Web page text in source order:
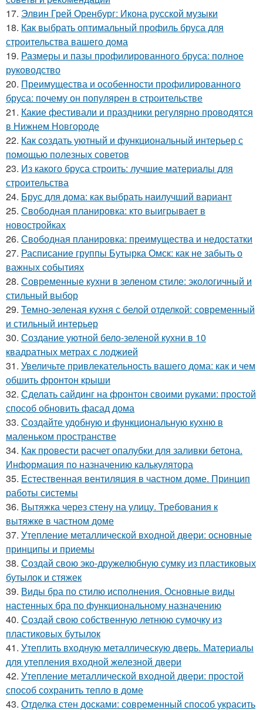
17. Элвин Грей Оренбург: Икона русской музыки
18. Как выбрать оптимальный профиль бруса для
строительства вашего дома
19. Размеры и пазы профилированного бруса: полное
руководство
20. Преимущества и особенности профилированного
бруса: почему он популярен в строительстве
21. Какие фестивали и праздники регулярно проводятся
в Нижнем Новгороде
22. Как создать уютный и функциональный интерьер с
помощью полезных советов
23. Из какого бруса строить: лучшие материалы для
строительства
24. Брус для дома: как выбрать наилучший вариант
25. Свободная планировка: кто выигрывает в
новостройках
26. Свободная планировка: преимущества и недостатки
27. Расписание группы Бутырка Омск: как не забыть о
важных событиях
28. Современные кухни в зеленом стиле: экологичный и
стильный выбор
29. Темно-зеленая кухня с белой отделкой: современный
и стильный интерьер
30. Создание уютной бело-зеленой кухни в 10
квадратных метрах с лоджией
31. Увеличьте привлекательность вашего дома: как и чем
обшить фронтон крыши
32. Сделать сайдинг на фронтон своими руками: простой
способ обновить фасад дома
33. Создайте удобную и функциональную кухню в
маленьком пространстве
34. Как провести расчет опалубки для заливки бетона.
Информация по назначению калькулятора
35. Естественная вентиляция в частном доме. Принцип
работы системы
36. Вытяжка через стену на улицу. Требования к
вытяжке в частном доме
37. Утепление металлической входной двери: основные
принципы и приемы
38. Создай свою эко-дружелюбную сумку из пластиковых
бутылок и стяжек
39. Виды бра по стилю исполнения. Основные виды
настенных бра по функциональному назначению
40. Создай свою собственную летнюю сумочку из
пластиковых бутылок
41. Утеплить входную металлическую дверь. Материалы
для утепления входной железной двери
42. Утепление металлической входной двери: простой
способ сохранить тепло в доме
43. Отделка стен досками: современный способ украсить